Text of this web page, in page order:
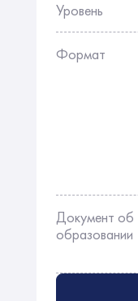
Уровень
Формат
Документ об
образовании